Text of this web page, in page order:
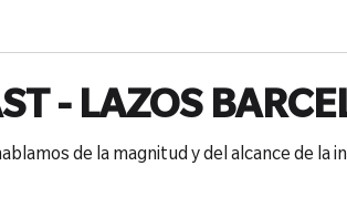
- LAZOS
de la magnitud y del alcance de la